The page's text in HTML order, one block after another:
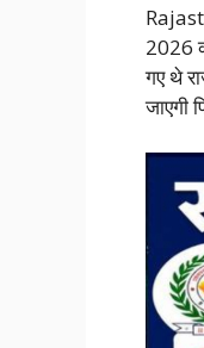
2026
गए थे
जाएगी